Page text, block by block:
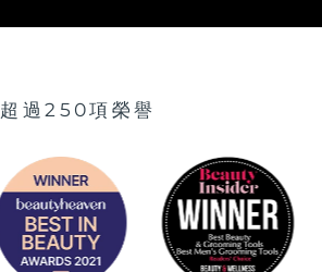
超過250項榮譽